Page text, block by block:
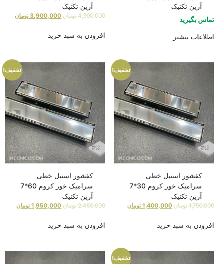
آرین تکنیک
تماس بگیرید
اطلاعات بیشتر
آرین تکنیک
4,900,000 تومان 3,900,000 تومان
افزودن به سبد خرید
تخفیف!
کفشور استیل خطی
سرامیک خور کروم 30*7
آرین تکنیک
1,750,000 تومان 1,400,000 تومان
افزودن به سبد خرید
تخفیف!
کفشور استیل خطی
سرامیک خور کروم 60*7
آرین تکنیک
2,450,000 تومان 1,950,000 تومان
افزودن به سبد خرید
تخفیف!